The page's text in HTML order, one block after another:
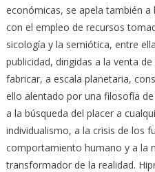
económicas, se apela también
con el empleo de recursos
sicología y la semiótica, entre
publicidad, dirigidas a la venta
fabricar, a escala planetaria,
ello alentado por una filosofía
a la búsqueda del placer a
individualismo, a la crisis de los
comportamiento humano y a la
transformador de la realidad.